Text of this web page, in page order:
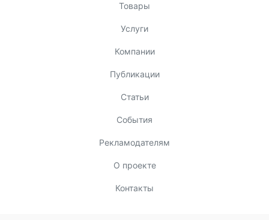
Товары
Услуги
Компании
Публикации
Статьи
События
Рекламодателям
О проекте
Контакты